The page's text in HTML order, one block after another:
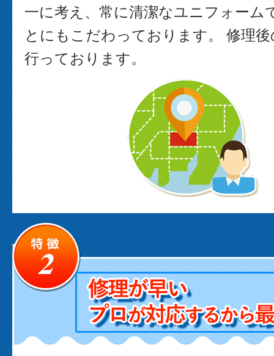
一に考え、常に清潔なユニフォーム
とにもこだわっております。 修理
行っております。